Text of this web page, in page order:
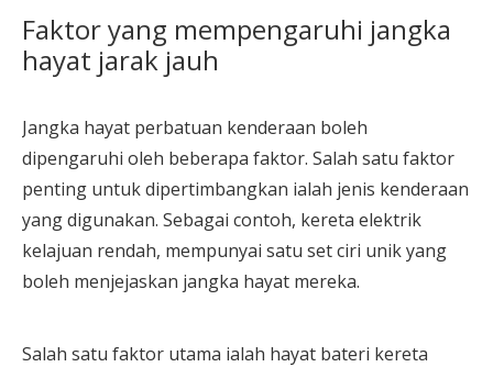
Faktor yang mempengaruhi jangka
hayat jarak jauh
Jangka hayat perbatuan kenderaan boleh
dipengaruhi oleh beberapa faktor. Salah satu faktor
penting untuk dipertimbangkan ialah jenis kenderaan
yang digunakan. Sebagai contoh, kereta elektrik
kelajuan rendah, mempunyai satu set ciri unik yang
boleh menjejaskan jangka hayat mereka.
Salah satu faktor utama ialah hayat bateri kereta